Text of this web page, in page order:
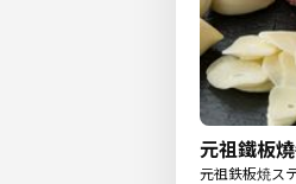
元祖鐵板
元祖鉄板焼ス